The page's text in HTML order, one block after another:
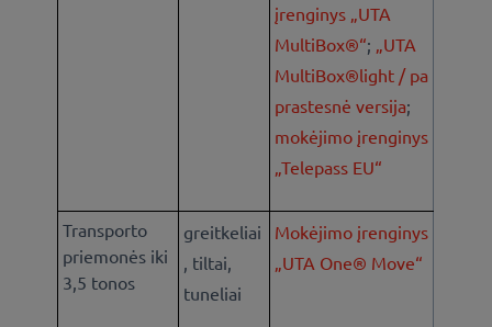
įrenginys „UTA
MultiBox®“;
„UTA
MultiBox®light / pa
prastesnė versija;
mokėjimo įrenginys
„Telepass EU“
Transporto
priemonės iki
3,5 tonos
greitkeliai
, tiltai,
tuneliai
Mokėjimo įrenginys
„UTA One® Move“